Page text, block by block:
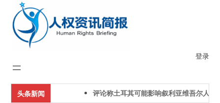
content
登录
头条新闻 评论称土耳其可能影响叙利亚维吾尔人下一